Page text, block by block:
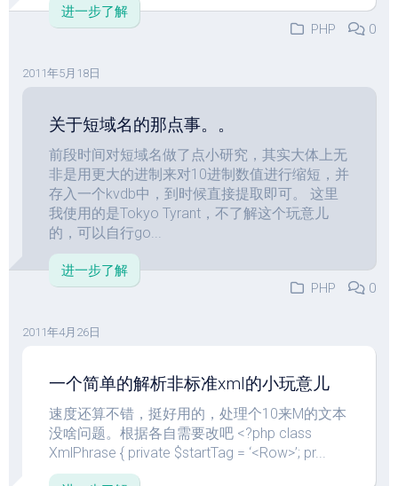
进一步了解
PHP
0
2011年5月18日
关于短域名的那点事。。
前段时间对短域名做了点小研究，其实大体上无
非是用更大的进制来对10进制数值进行缩短，并
存入一个kvdb中，到时候直接提取即可。 这里
我使用的是Tokyo Tyrant，不了解这个玩意儿
的，可以自行go...
进一步了解
PHP
0
2011年4月26日
一个简单的解析非标准xml的小玩意儿
速度还算不错，挺好用的，处理个10来M的文本
没啥问题。根据各自需要改吧 <?php class
XmlPhrase { private $startTag = ‘<Row>’; pr...